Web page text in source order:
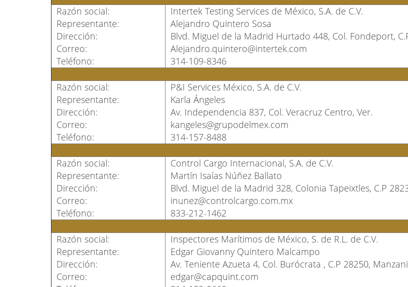
Razón social:
Representante:
Dirección:
Correo:
Teléfono:
Intertek Testing Services de México, S.A. de C.V.
Alejandro Quintero Sosa
Blvd. Miguel de la Madrid Hurtado 448, Col. Fondeport,
Alejandro.quintero@intertek.com
314-109-8346
Razón social:
Representante:
Dirección:
Correo:
Teléfono:
P&I Services México, S.A. de C.V.
Karla Ángeles
Av. Independencia 837, Col. Veracruz Centro, Ver.
kangeles@grupodelmex.com
314-157-8488
Razón social:
Representante:
Dirección:
Correo:
Teléfono:
Control Cargo Internacional, S.A. de C.V.
Martín Isaías Núñez Ballato
Blvd. Miguel de la Madrid 328, Colonia Tapeixtles, C.P
inunez@controlcargo.com.mx
833-212-1462
Razón social:
Representante:
Dirección:
Correo:
Inspectores Marítimos de México, S. de R.L. de C.V.
Edgar Giovanny Quintero Malcampo
Av. Teniente Azueta 4, Col. Burócrata , C.P 28250,
edgar@capquint.com